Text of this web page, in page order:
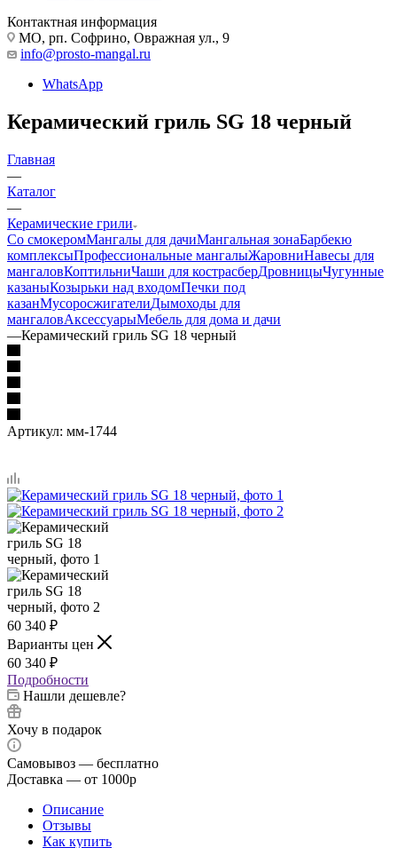
Контактная информация
МО, рп. Софрино, Овражная ул., 9
info@prosto-mangal.ru
WhatsApp
Керамический гриль SG 18 черный
Главная
—
Каталог
—
Керамические грили
Со смокеромМангалы для дачиМангальная зонаБарбекю
комплексыПрофессиональные мангалыЖаровниНавесы для
мангаловКоптильниЧаши для кострасберДровницыЧугунные
казаныКозырьки над входомПечки под
казанМусоросжигателиДымоходы для
мангаловАксессуарыМебель для дома и дачи
—Керамический гриль SG 18 черный
Артикул: мм-1744
60 340 ₽
Варианты цен
60 340 ₽
Подробности
Нашли дешевле?
Хочу в подарок
Самовывоз — бесплатно
Доставка — от 1000р
Описание
Отзывы
Как купить